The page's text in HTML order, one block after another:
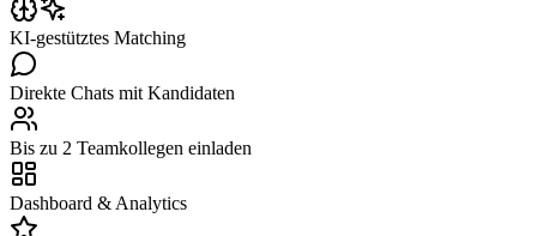
KI-gestütztes Matching
Direkte Chats mit Kandidaten
Bis zu 2 Teamkollegen einladen
Dashboard & Analytics